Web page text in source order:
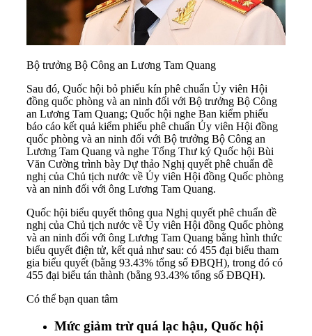
Bộ trưởng Bộ Công an Lương Tam Quang
Sau đó, Quốc hội bỏ phiếu kín phê chuẩn Ủy viên Hội
đồng quốc phòng và an ninh đối với Bộ trưởng Bộ Công
an Lương Tam Quang; Quốc hội nghe Ban kiểm phiếu
báo cáo kết quả kiểm phiếu phê chuẩn Ủy viên Hội đồng
quốc phòng và an ninh đối với Bộ trưởng Bộ Công an
Lương Tam Quang và nghe Tổng Thư ký Quốc hội Bùi
Văn Cường trình bày Dự thảo Nghị quyết phê chuẩn đề
nghị của Chủ tịch nước về Ủy viên Hội đồng Quốc phòng
và an ninh đối với ông Lương Tam Quang.
Quốc hội biểu quyết thông qua Nghị quyết phê chuẩn đề
nghị của Chủ tịch nước về Ủy viên Hội đồng Quốc phòng
và an ninh đối với ông Lương Tam Quang bằng hình thức
biểu quyết điện tử, kết quả như sau: có 455 đại biểu tham
gia biểu quyết (bằng 93.43% tổng số ĐBQH), trong đó có
455 đại biểu tán thành (bằng 93.43% tổng số ĐBQH).
Có thể bạn quan tâm
Mức giảm trừ quá lạc hậu, Quốc hội